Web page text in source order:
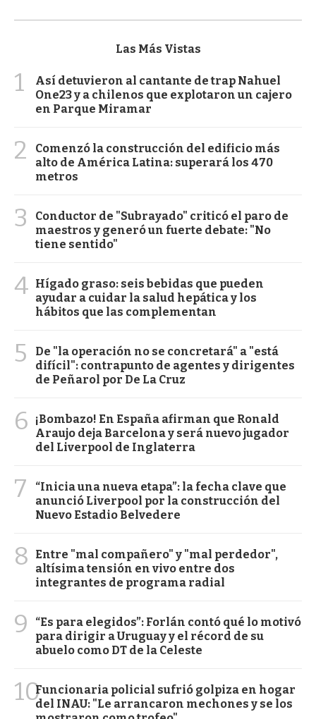
Las Más Vistas
1
Así detuvieron al cantante de trap Nahuel
One23 y a chilenos que explotaron un cajero
en Parque Miramar
2
Comenzó la construcción del edificio más
alto de América Latina: superará los 470
metros
3
Conductor de "Subrayado" criticó el paro de
maestros y generó un fuerte debate: "No
tiene sentido"
4 Hígado graso: seis bebidas que pueden
ayudar a cuidar la salud hepática y los
hábitos que las complementan
5
De "la operación no se concretará" a "está
difícil": contrapunto de agentes y dirigentes
de Peñarol por De La Cruz
6
¡Bombazo! En España afirman que Ronald
Araujo deja Barcelona y será nuevo jugador
del Liverpool de Inglaterra
7
“Inicia una nueva etapa”: la fecha clave que
anunció Liverpool por la construcción del
Nuevo Estadio Belvedere
8
Entre "mal compañero" y "mal perdedor",
altísima tensión en vivo entre dos
integrantes de programa radial
9
“Es para elegidos”: Forlán contó qué lo motivó
para dirigir a Uruguay y el récord de su
abuelo como DT de la Celeste
10Funcionaria policial sufrió golpiza en hogar
del INAU: "Le arrancaron mechones y se los